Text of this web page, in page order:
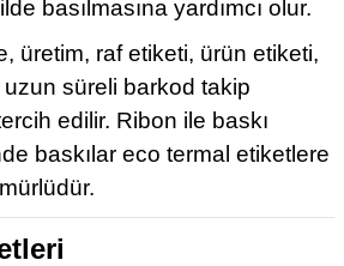
basılmasına yardımcı olur.
üretim, raf etiketi, ürün etiketi,
süreli barkod takip
edilir. Ribon ile baskı
baskılar eco termal etiketlere